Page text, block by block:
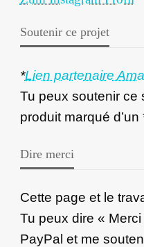
Soutenir ce projet
*Lien partenaire
Tu peux soutenir ce
produit marqué d’un
Dire merci
Cette page et le
Tu peux dire «
PayPal et me